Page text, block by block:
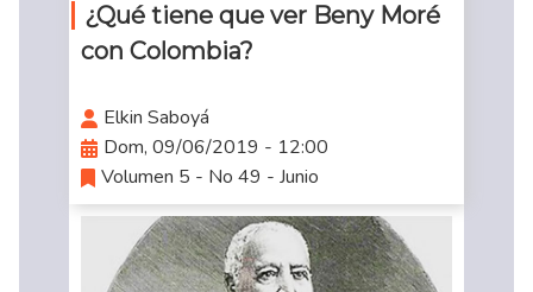
¿Qué tiene que ver Beny Moré
con Colombia?
Elkin Saboyá
Dom, 09/06/2019 - 12:00
Volumen 5 - No 49 - Junio